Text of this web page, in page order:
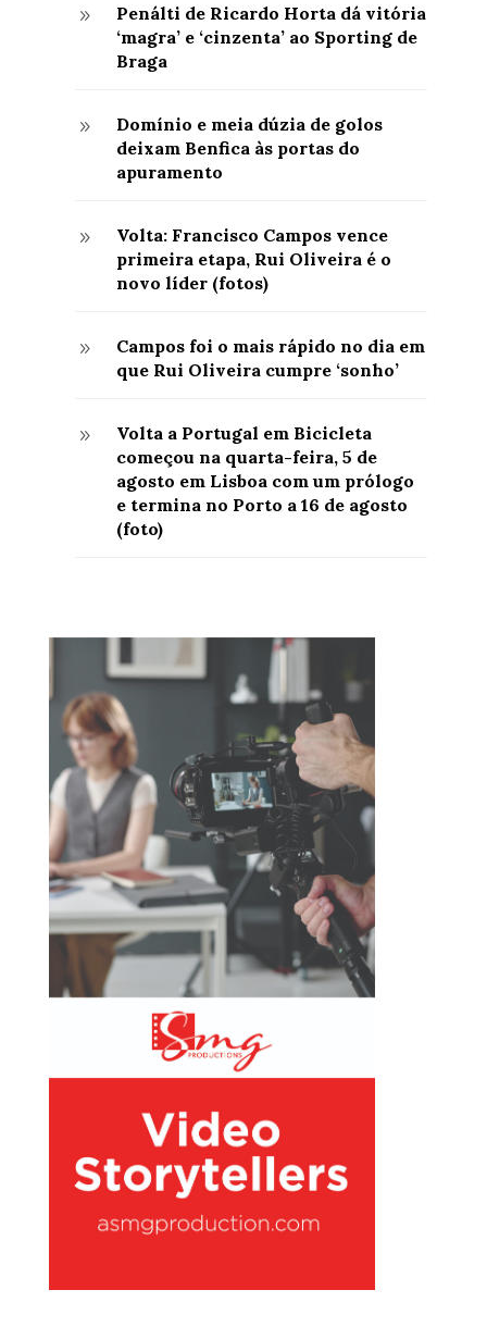
9
Penálti de Ricardo Horta dá vitória
‘magra’ e ‘cinzenta’ ao Sporting de
Braga
9
Domínio e meia dúzia de golos
deixam Benfica às portas do
apuramento
9
Volta: Francisco Campos vence
primeira etapa, Rui Oliveira é o
novo líder (fotos)
9
Campos foi o mais rápido no dia em
que Rui Oliveira cumpre ‘sonho’
9
Volta a Portugal em Bicicleta
começou na quarta-feira, 5 de
agosto em Lisboa com um prólogo
e termina no Porto a 16 de agosto
(foto)